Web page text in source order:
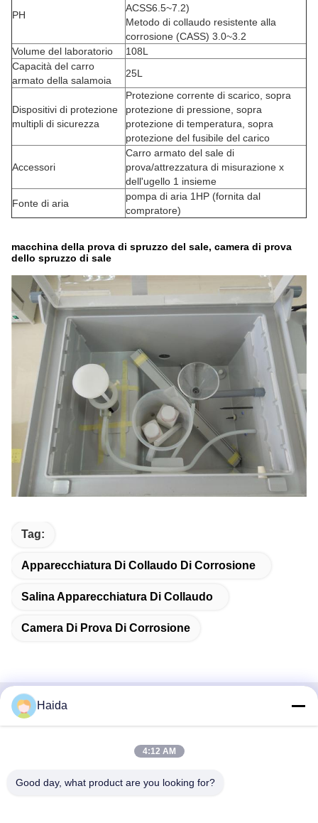
PH
ACSS6.5~7.2)
Metodo di collaudo resistente alla
corrosione (CASS) 3.0~3.2
Volume del laboratorio
108L
Capacità del carro
armato della salamoia
25L
Dispositivi di protezione
multipli di sicurezza
Protezione corrente di scarico, sopra
protezione di pressione, sopra
protezione di temperatura, sopra
protezione del fusibile del carico
Accessori
Carro armato del sale di
prova/attrezzatura di misurazione x
dell'ugello 1 insieme
Fonte di aria
pompa di aria 1HP (fornita dal
compratore)
macchina della prova di spruzzo del sale, camera di prova
dello spruzzo di sale
Tag:
Apparecchiatura Di Collaudo Di Corrosione
Salina Apparecchiatura Di Collaudo
Camera Di Prova Di Corrosione
Contatto rapido
Digital, distretto di Nancheng, città di Dongguan, provincia
Haida
4:12 AM
Good day, what product are you looking for?